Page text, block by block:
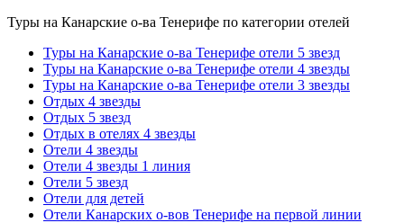
Туры на Канарские о-ва Тенерифе по категории отелей
Туры на Канарские о-ва Тенерифе отели 5 звезд
Туры на Канарские о-ва Тенерифе отели 4 звезды
Туры на Канарские о-ва Тенерифе отели 3 звезды
Отдых 4 звезды
Отдых 5 звезд
Отдых в отелях 4 звезды
Отели 4 звезды
Отели 4 звезды 1 линия
Отели 5 звезд
Отели для детей
Отели Канарских о-вов Тенерифе на первой линии